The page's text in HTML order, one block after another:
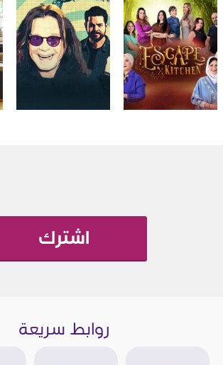
اشترك
روابط سريعة